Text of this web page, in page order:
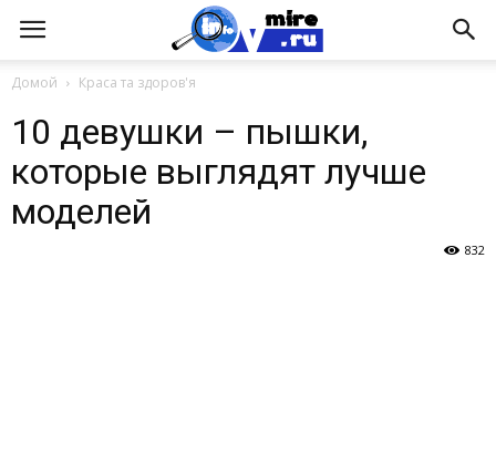
Домой Краса та здоров'я
10 девушки – пышки,
которые выглядят лучше
моделей
832